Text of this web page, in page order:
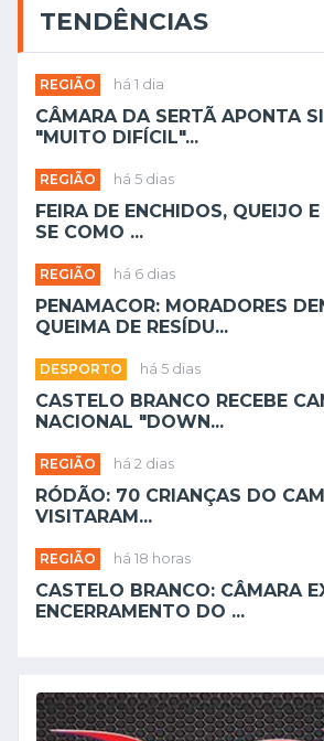
TENDÊNCIAS
REGIÃO há 1 dia
CÂMARA DA SERTÃ APONTA
"MUITO DIFÍCIL"...
REGIÃO há 5 dias
FEIRA DE ENCHIDOS, QUEIJO
SE COMO ...
REGIÃO há 6 dias
PENAMACOR: MORADORES
QUEIMA DE RESÍDU...
DESPORTO há 5 dias
CASTELO BRANCO RECEBE
NACIONAL "DOWN...
REGIÃO há 2 dias
RÓDÃO: 70 CRIANÇAS DO
VISITARAM...
REGIÃO há 18 horas
CASTELO BRANCO: CÂMARA
ENCERRAMENTO DO ...